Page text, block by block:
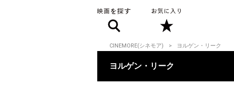
CINEMORE(シネモア) ヨルゲン・リーク
ヨルゲン・リーク